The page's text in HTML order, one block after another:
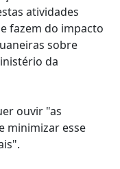
atividades
fazem do impacto
sobre
da
ouvir "as
minimizar esse